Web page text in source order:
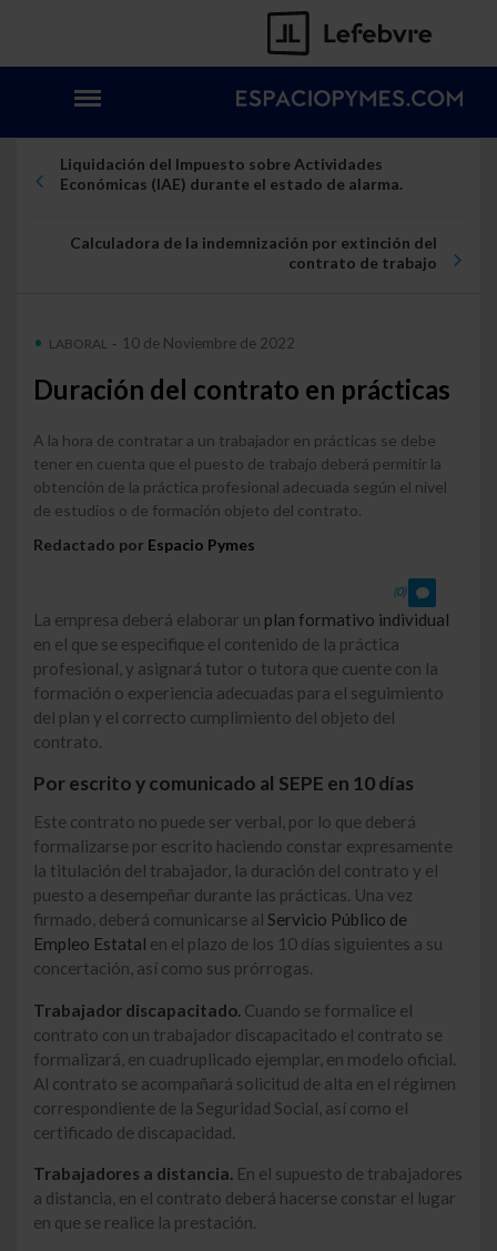
Liquidación del Impuesto sobre Actividades
Económicas (IAE) durante el estado de alarma.
Calculadora de la indemnización por extinción del
contrato de trabajo
LABORAL - 10 de Noviembre de 2022
Duración del contrato en prácticas
A la hora de contratar a un trabajador en prácticas se debe
tener en cuenta que el puesto de trabajo deberá permitir la
obtención de la práctica profesional adecuada según el nivel
de estudios o de formación objeto del contrato.
Redactado por Espacio Pymes
(0)
La empresa deberá elaborar un plan formativo individual
en el que se especifique el contenido de la práctica
profesional, y asignará tutor o tutora que cuente con la
formación o experiencia adecuadas para el seguimiento
del plan y el correcto cumplimiento del objeto del
contrato.
Por escrito y comunicado al SEPE en 10 días
Este contrato no puede ser verbal, por lo que deberá
formalizarse por escrito haciendo constar expresamente
la titulación del trabajador, la duración del contrato y el
puesto a desempeñar durante las prácticas. Una vez
firmado, deberá comunicarse al Servicio Público de
Empleo Estatal en el plazo de los 10 días siguientes a su
concertación, así como sus prórrogas.
Trabajador discapacitado. Cuando se formalice el
contrato con un trabajador discapacitado el contrato se
formalizará, en cuadruplicado ejemplar, en modelo oficial.
Al contrato se acompañará solicitud de alta en el régimen
correspondiente de la Seguridad Social, así como el
certificado de discapacidad.
Trabajadores a distancia. En el supuesto de trabajadores
a distancia, en el contrato deberá hacerse constar el lugar
en que se realice la prestación.